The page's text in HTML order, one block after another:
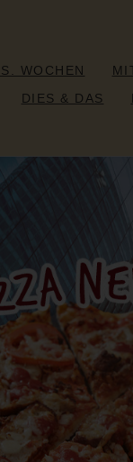
WOCHEN
DIES & DAS